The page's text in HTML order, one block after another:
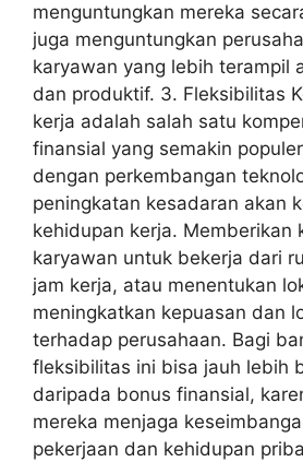
menguntungkan mereka
juga menguntungkan
karyawan yang lebih terampil
dan produktif. 3. Fleksibilitas
kerja adalah salah satu
finansial yang semakin
dengan perkembangan
peningkatan kesadaran akan
kehidupan kerja. Memberikan
karyawan untuk bekerja dari
jam kerja, atau menentukan
meningkatkan kepuasan dan
terhadap perusahaan. Bagi
fleksibilitas ini bisa jauh lebih
daripada bonus finansial,
mereka menjaga
pekerjaan dan kehidupan